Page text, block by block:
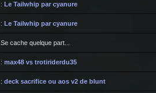
: Le Tailwhip par cyanure
: Le Tailwhip par cyanure
Se cache quelque part...
: max48 vs trotiriderdu35
: deck sacrifice ou aos v2 de blunt